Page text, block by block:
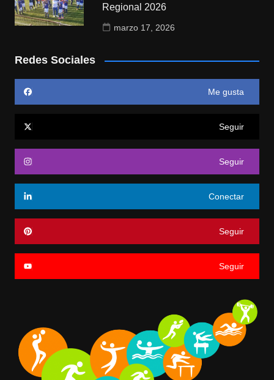
Regional 2026
marzo 17, 2026
Redes Sociales
Me gusta
Seguir
Seguir
Conectar
Seguir
Seguir